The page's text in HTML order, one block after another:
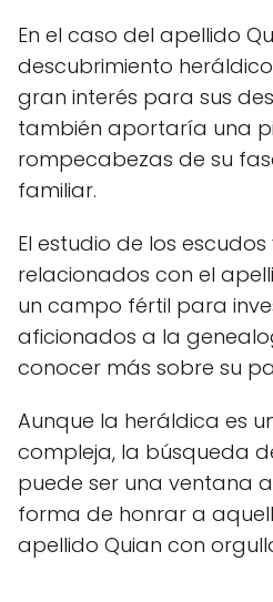
En el caso del apellido
descubrimiento
gran interés para sus
también aportaría una
rompecabezas de su
familiar.
El estudio de los
relacionados con el
un campo fértil para
aficionados a la
conocer más sobre su
Aunque la heráldica es
compleja, la búsqueda
puede ser una ventana
forma de honrar a
apellido Quian con